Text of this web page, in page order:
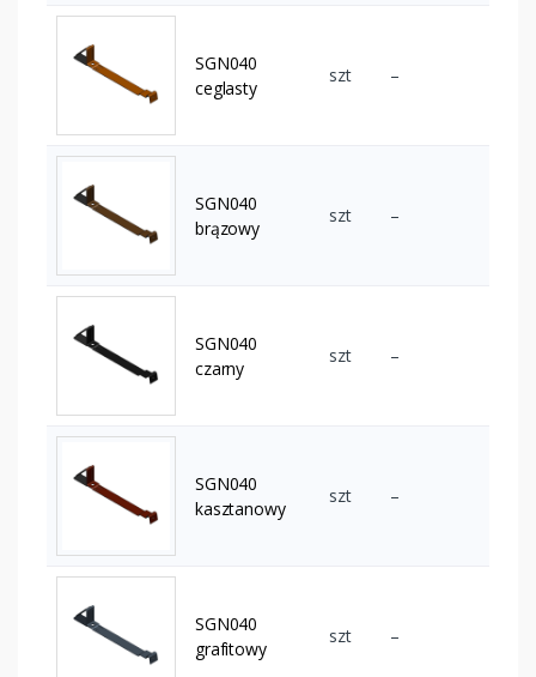
SGN040
ceglasty
szt –
SGN040
brązowy
szt –
SGN040
czarny
szt –
SGN040
kasztanowy
szt –
SGN040
grafitowy
szt –